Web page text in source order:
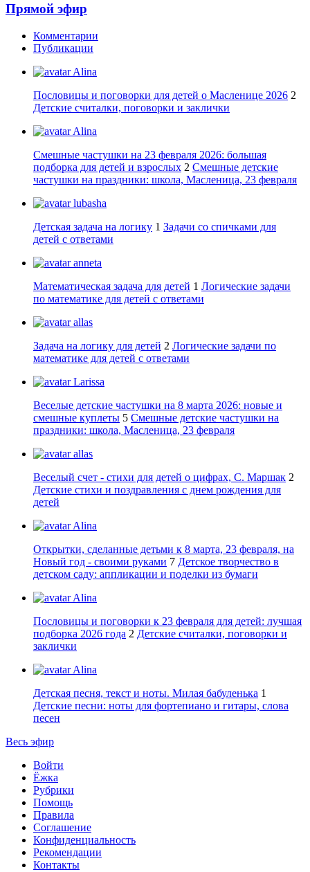
Прямой эфир
Комментарии
Публикации
Alina
Пословицы и поговорки для детей о Масленице 2026 2
Детские считалки, поговорки и заклички
Alina
Смешные частушки на 23 февраля 2026: большая
подборка для детей и взрослых 2 Смешные детские
частушки на праздники: школа, Масленица, 23 февраля
lubasha
Детская задача на логику 1 Задачи со спичками для
детей с ответами
anneta
Математическая задача для детей 1 Логические задачи
по математике для детей с ответами
allas
Задача на логику для детей 2 Логические задачи по
математике для детей с ответами
Larissa
Веселые детские частушки на 8 марта 2026: новые и
смешные куплеты 5 Смешные детские частушки на
праздники: школа, Масленица, 23 февраля
allas
Веселый счет - стихи для детей о цифрах, С. Маршак 2
Детские стихи и поздравления с днем рождения для
детей
Alina
Открытки, сделанные детьми к 8 марта, 23 февраля, на
Новый год - своими руками 7 Детское творчество в
детском саду: аппликации и поделки из бумаги
Alina
Пословицы и поговорки к 23 февраля для детей: лучшая
подборка 2026 года 2 Детские считалки, поговорки и
заклички
Alina
Детская песня, текст и ноты. Милая бабуленька 1
Детские песни: ноты для фортепиано и гитары, слова
песен
Весь эфир
Войти
Ёжка
Рубрики
Помощь
Правила
Соглашение
Конфиденциальность
Рекомендации
Контакты